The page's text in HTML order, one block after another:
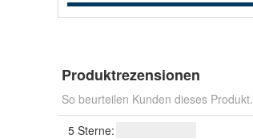
Produktrezensionen
So beurteilen Kunden dieses Produkt.
5 Sterne: